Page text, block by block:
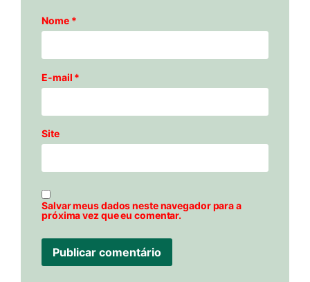
Nome *
E-mail *
Site
Salvar meus dados neste navegador para a
próxima vez que eu comentar.